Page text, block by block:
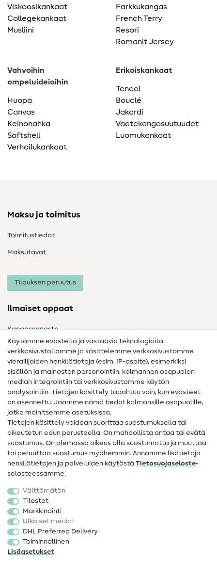
Viskoosikankaat
Collegekankaat
Musliini
Farkkukangas
French Terry
Resori
Romanit Jersey
Vahvoihin
ompeluideioihin
Huopa
Canvas
Keinonahka
Softshell
Verhoilukankaat
Erikoiskankaat
Tencel
Bouclé
Jakardi
Vaatekangasuutuudet
Luomukankaat
Maksu ja toimitus
Toimitustiedot
Maksutavat
Tilauksen peruutus
Ilmaiset oppaat
Kangassanasto
Ompelusanasto
Ompeluohjeet
Apua ja yhteystiedot
Yhteystiedot
Tietoa omistajanvaihdoksesta
Peruutusoikeus
Suosittu
Kankaat
Ompelutarvikkeet
Ale
Käytämme evästeitä ja vastaavia teknologioita
verkkosivustollamme ja käsittelemme verkkosivustomme
vierailijoiden henkilötietoja (esim. IP-osoite), esimerkiksi
sisällön ja mainosten personointiin, kolmannen osapuolen
median integrointiin tai verkkosivustomme käytön
analysointiin. Tietojen käsittely tapahtuu vain, kun evästeet
on asennettu. Jaamme nämä tiedot kolmansille osapuolille,
jotka mainitsemme asetuksissa.
Tietojen käsittely voidaan suorittaa suostumuksella tai
oikeutetun edun perusteella. On mahdollista antaa tai evätä
suostumus. On olemassa oikeus olla suostumatta ja muuttaa
tai peruuttaa suostumus myöhemmin. Annamme lisätietoja
henkilötietojen ja palveluiden käytöstä Tietosuojaseloste-
selosteessamme.
Välttämätön
Tilastot
Markkinointi
Ulkoiset mediat
DHL Preferred Delivery
Toiminnallinen
Lisäasetukset